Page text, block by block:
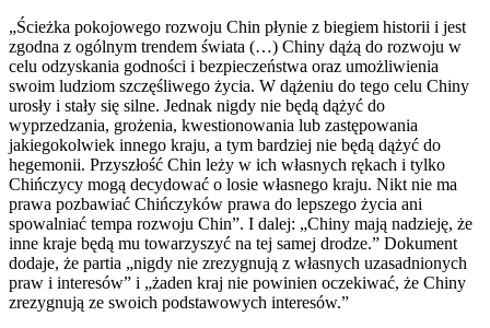
„Ścieżka pokojowego rozwoju Chin płynie z biegiem historii i jest
zgodna z ogólnym trendem świata (…) Chiny dążą do rozwoju w
celu odzyskania godności i bezpieczeństwa oraz umożliwienia
swoim ludziom szczęśliwego życia. W dążeniu do tego celu Chiny
urosły i stały się silne. Jednak nigdy nie będą dążyć do
wyprzedzania, grożenia, kwestionowania lub zastępowania
jakiegokolwiek innego kraju, a tym bardziej nie będą dążyć do
hegemonii. Przyszłość Chin leży w ich własnych rękach i tylko
Chińczycy mogą decydować o losie własnego kraju. Nikt nie ma
prawa pozbawiać Chińczyków prawa do lepszego życia ani
spowalniać tempa rozwoju Chin”. I dalej: „Chiny mają nadzieję, że
inne kraje będą mu towarzyszyć na tej samej drodze.” Dokument
dodaje, że partia „nigdy nie zrezygnują z własnych uzasadnionych
praw i interesów” i „żaden kraj nie powinien oczekiwać, że Chiny
zrezygnują ze swoich podstawowych interesów.”